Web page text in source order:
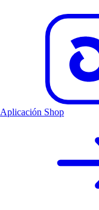
Aplicación Shop